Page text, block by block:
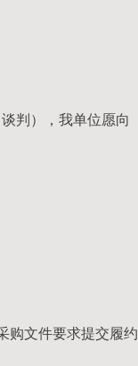
判），我单位愿向
购文件要求提交履约